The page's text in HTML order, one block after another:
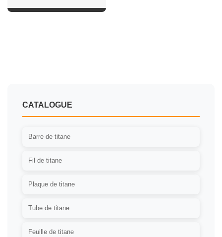
CATALOGUE
Barre de titane
Fil de titane
Plaque de titane
Tube de titane
Feuille de titane